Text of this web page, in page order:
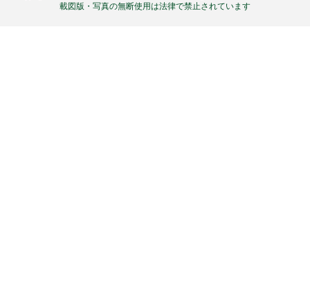
載図版・写真の無断使用は法律で禁止されています